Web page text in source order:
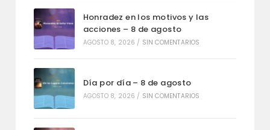
Honradez en los motivos y las
acciones – 8 de agosto
AGOSTO 8, 2026 / SIN COMENTARIOS
Día por día – 8 de agosto
AGOSTO 8, 2026 / SIN COMENTARIOS